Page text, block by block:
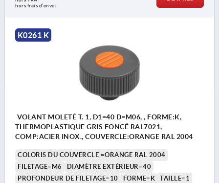
hors frais d’envoi
K0261 K
VOLANT MOLETÉ T. 1, D1=40 D=M06, , FORME:K,
THERMOPLASTIQUE GRIS FONCÉ RAL7021,
COMP:ACIER INOX., COUVERCLE:ORANGE RAL 2004
COLORIS DU COUVERCLE =ORANGE RAL 2004
FILETAGE=M6
DIAMÈTRE EXTÉRIEUR=40
PROFONDEUR DE FILETAGE=10
FORME=K
TAILLE=1